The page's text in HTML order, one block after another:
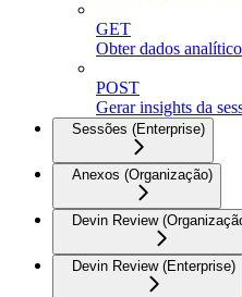
GET
Obter dados
POST
Gerar insights da
Sessões (Enterprise)
Anexos (Organização)
Devin Review
Devin Review (Enterprise)